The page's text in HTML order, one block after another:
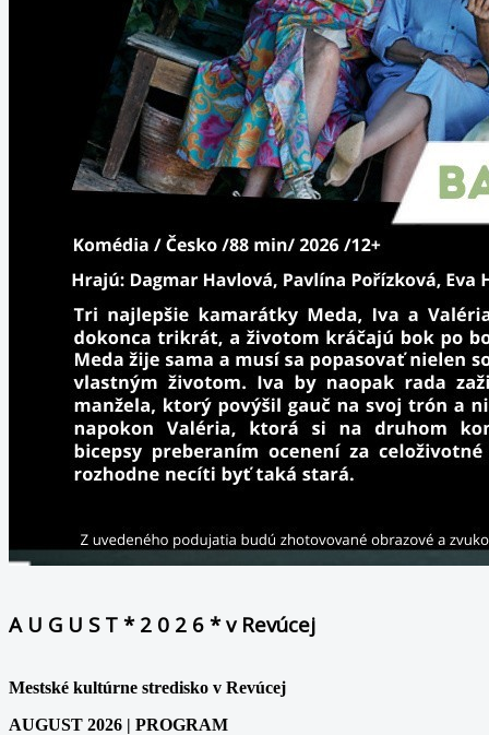
A U G U S T * 2 0 2 6 * v Revúcej
Mestské kultúrne stredisko v Revúcej
AUGUST 2026 | PROGRAM